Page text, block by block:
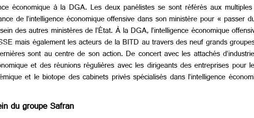
économique à la DGA. Les deux panélistes se sont référés aux
de l’intelligence économique offensive dans son ministère pour « passer
des autres ministères de l’État. À la DGA, l’intelligence économique
mais également les acteurs de la BITD au travers des neuf grands
sont au centre de son action. De concert avec les attachés
et des réunions régulières avec les dirigeants des entreprises pour
et le biotope des cabinets privés spécialisés dans l’intelligence
du groupe Safran